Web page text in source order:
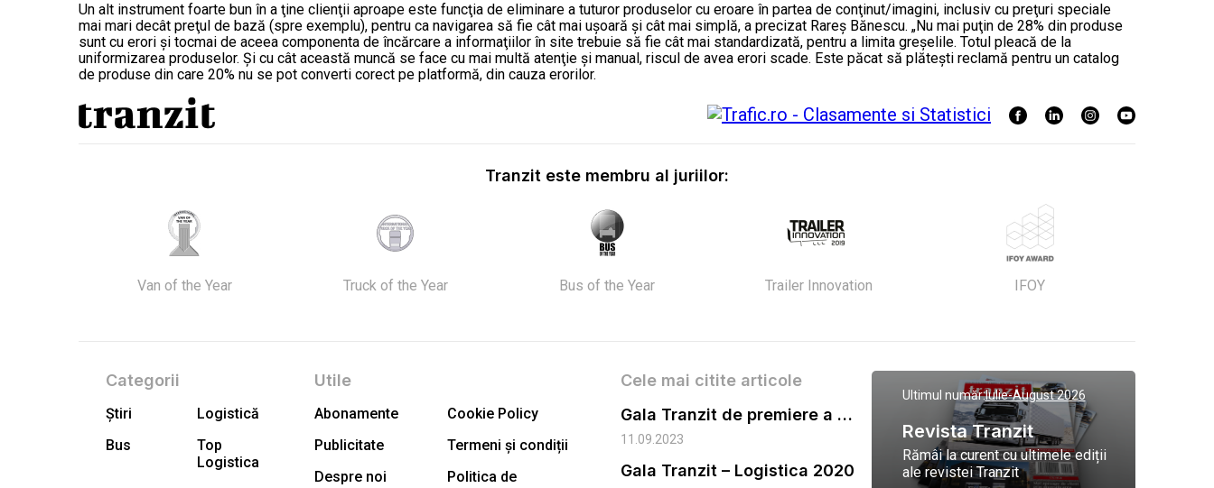
Un alt instrument foarte bun în a ţine clienţii aproape este funcţia de eliminare a tuturor produselor cu eroare în partea de conţinut/imagini, inclusiv cu preţuri speciale
mai mari decât preţul de bază (spre exemplu), pentru ca navigarea să fie cât mai uşoară şi cât mai simplă, a precizat Rareş Bănescu. „Nu mai puţin de 28% din produse
sunt cu erori şi tocmai de aceea componenta de încărcare a informaţiilor în site trebuie să fie cât mai standardizată, pentru a limita greşelile. Totul pleacă de la
uniformizarea produselor. Şi cu cât această muncă se face cu mai multă atenţie şi manual, riscul de avea erori scade. Este păcat să plăteşti reclamă pentru un catalog
de produse din care 20% nu se pot converti corect pe platformă, din cauza erorilor.
Tranzit este membru al juriilor:
Van of the Year Truck of the Year Bus of the Year Trailer Innovation IFOY
Categorii
Știri
Logistică
Bus
Top
Logistica
Utile
Abonamente
Cookie Policy
Publicitate
Termeni și condiții
Despre noi
Politica de
Cele mai citite articole
Gala Tranzit de premiere a celor mai eficienti operatori de transport marfa 2023
11.09.2023
Gala Tranzit – Logistica 2020
Ultimul număr:Iulie-August 2026
Revista Tranzit
Rămâi la curent cu ultimele ediții
ale revistei Tranzit